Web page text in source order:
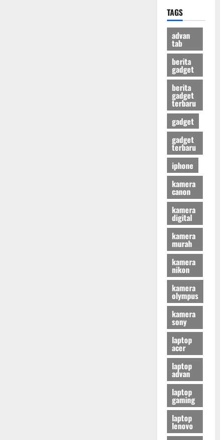
TAGS
advan
tab
berita
gadget
berita
gadget
terbaru
gadget
gadget
terbaru
iphone
kamera
canon
kamera
digital
kamera
murah
kamera
nikon
kamera
olympus
kamera
sony
laptop
acer
laptop
advan
laptop
gaming
laptop
lenovo